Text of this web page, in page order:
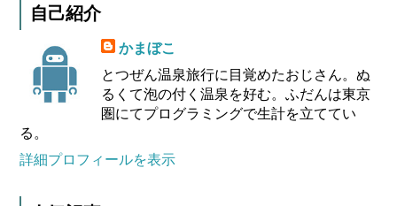
自己紹介
かまぼこ
とつぜん温泉旅行に目覚めたおじさん。ぬ
るくて泡の付く温泉を好む。ふだんは東京
圏にてプログラミングで生計を立ててい
る。
詳細プロフィールを表示